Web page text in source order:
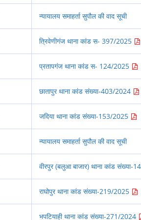
न्यायालय समाहर्ता सुपौल की वाद सूची
त्रिवेणीगंज थाना कांड स- 397/2025
प्रतापगंज थाना कांड स- 124/2025
छातापुर थाना कांड संख्या-403/2024
जदिया थाना कांड संख्या-153/2025
न्यायालय समाहर्ता सुपौल की वाद सूची
वीरपुर (बलुआ बाजार) थाना कांड संख्या-
राघोपुर थाना कांड संख्या-219/2025
भपटियाही थाना कांड संख्या-271/2024